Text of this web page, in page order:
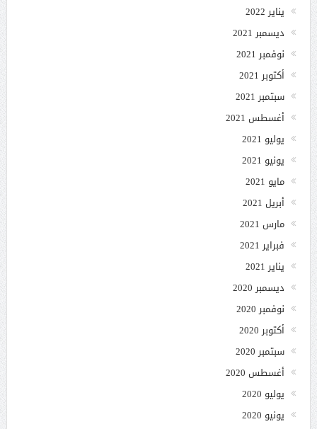
يناير 2022
ديسمبر 2021
نوفمبر 2021
أكتوبر 2021
سبتمبر 2021
أغسطس 2021
يوليو 2021
يونيو 2021
مايو 2021
أبريل 2021
مارس 2021
فبراير 2021
يناير 2021
ديسمبر 2020
نوفمبر 2020
أكتوبر 2020
سبتمبر 2020
أغسطس 2020
يوليو 2020
يونيو 2020